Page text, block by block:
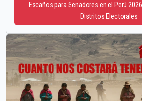
Escaños para Senadores en el Perú
Distritos Electorales